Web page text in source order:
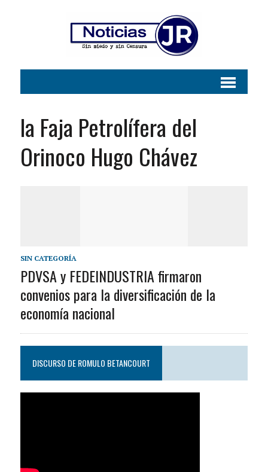
la Faja Petrolífera del
Orinoco Hugo Chávez
SIN CATEGORÍA
PDVSA y FEDEINDUSTRIA firmaron
convenios para la diversificación de la
economía nacional
DISCURSO DE ROMULO BETANCOURT